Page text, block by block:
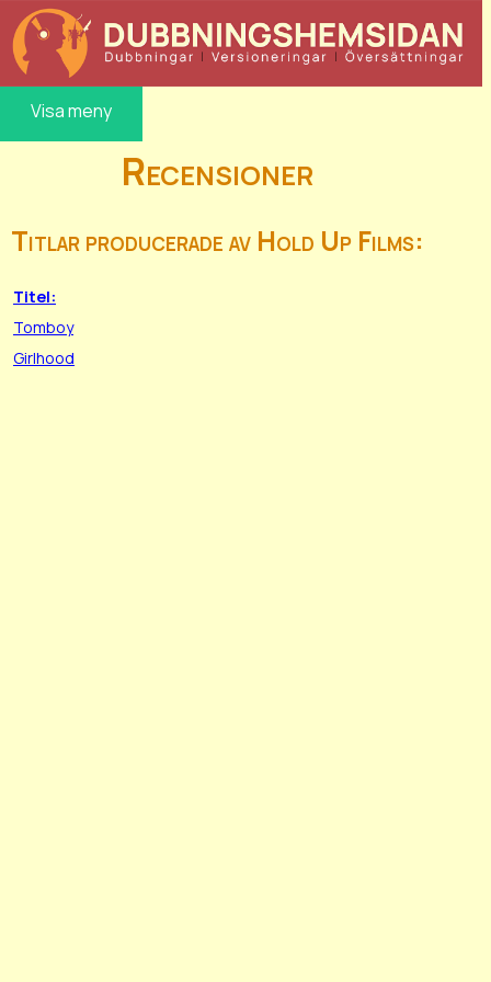
Visa meny
Recensioner
Titlar producerade av Hold Up Films:
Titel:
Tomboy
Girlhood